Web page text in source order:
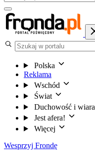
Polska
Reklama
Wschód
Świat
Duchowość i wiara
Jest afera!
Więcej
Wesprzyj Frondę